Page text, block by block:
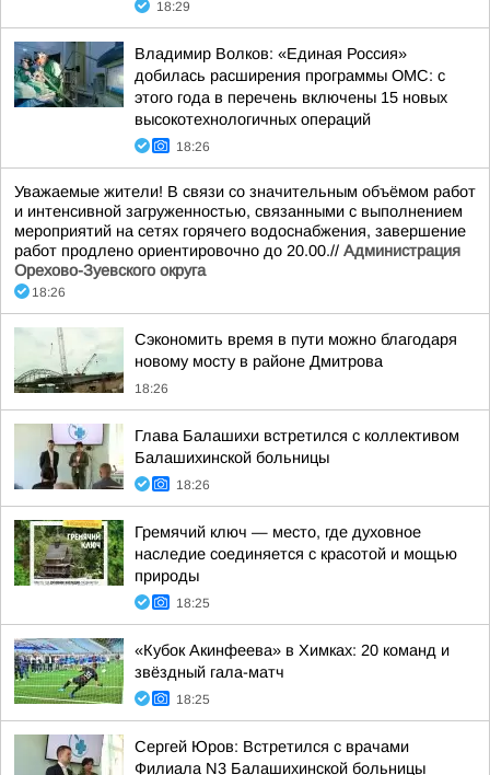
18:29
Владимир Волков: «Единая Россия»
добилась расширения программы ОМС: с
этого года в перечень включены 15 новых
высокотехнологичных операций
18:26
Уважаемые жители! В связи со значительным объёмом работ
и интенсивной загруженностью, связанными с выполнением
мероприятий на сетях горячего водоснабжения, завершение
работ продлено ориентировочно до 20.00.// Администрация
Орехово-Зуевского округа
18:26
Сэкономить время в пути можно благодаря
новому мосту в районе Дмитрова
18:26
Глава Балашихи встретился с коллективом
Балашихинской больницы
18:26
Гремячий ключ — место, где духовное
наследие соединяется с красотой и мощью
природы
18:25
«Кубок Акинфеева» в Химках: 20 команд и
звёздный гала-матч
18:25
Сергей Юров: Встретился с врачами
Филиала N3 Балашихинской больницы